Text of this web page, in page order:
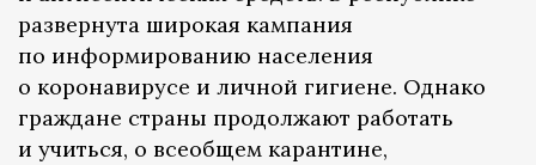
развернута широкая кампания
по информированию населения
о коронавирусе и личной гигиене. Однако
граждане страны продолжают работать
и учиться, о всеобщем карантине,